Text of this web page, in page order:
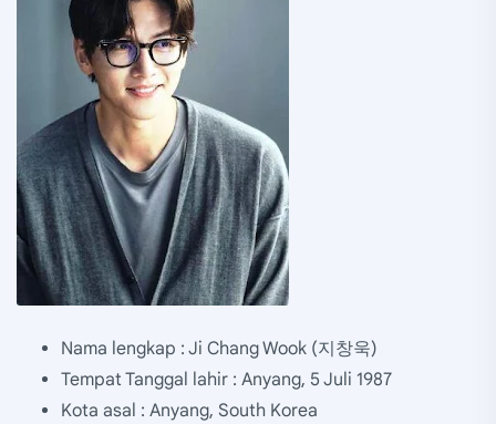
Nama lengkap : Ji Chang Wook (지창욱)
Tempat Tanggal lahir : Anyang, 5 Juli 1987
Kota asal : Anyang, South Korea